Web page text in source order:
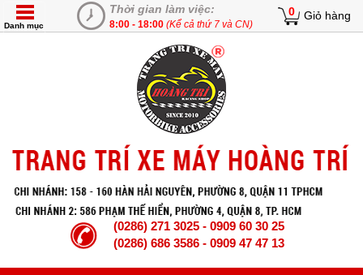
Thời gian làm việc:
8:00 - 18:00 (Kể cả thứ 7 và CN)
0 Giỏ hàng
Danh mục
(0286) 271 3025 - 0909 60 30 25
(0286) 686 3586 - 0909 47 47 13